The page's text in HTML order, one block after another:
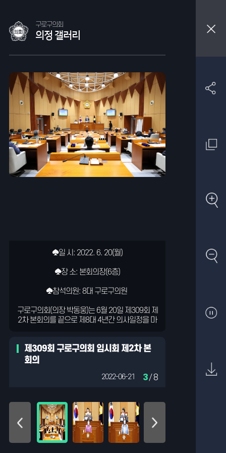
구로구의회
의정 갤러리
♠일 시: 2022. 6. 20(월)
♠장 소: 본회의장(6층)
♠참석의원: 8대 구로구의원
구로구의회(의장 박동웅)는 6월 20일 제309회 제
2차 본회의를 끝으로 제8대 4년간 의사일정을 마
이번 임시회는 6월 16일 제1차 본회의 및 안전관
리특별위원회 활동을 시작으로 17일에는 각 상임
회 마지막 날인 20일 제2차 본회의에서는 자유발
이번 임시회에서는 ▲서울특별시 구로구 지방보
조금 관리 조례 전부개정조례안 ▲서울특별시 구
로구 자치법규의 입법에 관한 조례 일부개정조례
안 ▲서울특별시 구로구 구세 징수 조례 일부개정
♠일 시: 2022. 6. 20(월)
♠장 소: 본회의장(6층)
♠참석의원: 8대 구로구의원
구로구의회(의장 박동웅)는 6월 20일 제309회 제
2차 본회의를 끝으로 제8대 4년간 의사일정을 마
이번 임시회는 6월 16일 제1차 본회의 및 안전관
리특별위원회 활동을 시작으로 17일에는 각 상임
회 마지막 날인 20일 제2차 본회의에서는 자유발
이번 임시회에서는 ▲서울특별시 구로구 지방보
조금 관리 조례 전부개정조례안 ▲서울특별시 구
로구 자치법규의 입법에 관한 조례 일부개정조례
안 ▲서울특별시 구로구 구세 징수 조례 일부개정
♠일 시: 2022. 6. 20(월)
♠장 소: 본회의장(6층)
♠참석의원: 8대 구로구의원
구로구의회(의장 박동웅)는 6월 20일 제309회 제
2차 본회의를 끝으로 제8대 4년간 의사일정을 마
이번 임시회는 6월 16일 제1차 본회의 및 안전관
리특별위원회 활동을 시작으로 17일에는 각 상임
회 마지막 날인 20일 제2차 본회의에서는 자유발
이번 임시회에서는 ▲서울특별시 구로구 지방보
조금 관리 조례 전부개정조례안 ▲서울특별시 구
로구 자치법규의 입법에 관한 조례 일부개정조례
안 ▲서울특별시 구로구 구세 징수 조례 일부개정
♠일 시: 2022. 6. 20(월)
♠장 소: 본회의장(6층)
♠참석의원: 8대 구로구의원
구로구의회(의장 박동웅)는 6월 20일 제309회 제
2차 본회의를 끝으로 제8대 4년간 의사일정을 마
이번 임시회는 6월 16일 제1차 본회의 및 안전관
리특별위원회 활동을 시작으로 17일에는 각 상임
회 마지막 날인 20일 제2차 본회의에서는 자유발
이번 임시회에서는 ▲서울특별시 구로구 지방보
조금 관리 조례 전부개정조례안 ▲서울특별시 구
로구 자치법규의 입법에 관한 조례 일부개정조례
안 ▲서울특별시 구로구 구세 징수 조례 일부개정
♠일 시: 2022. 6. 20(월)
♠장 소: 본회의장(6층)
♠참석의원: 8대 구로구의원
구로구의회(의장 박동웅)는 6월 20일 제309회 제
2차 본회의를 끝으로 제8대 4년간 의사일정을 마
이번 임시회는 6월 16일 제1차 본회의 및 안전관
리특별위원회 활동을 시작으로 17일에는 각 상임
회 마지막 날인 20일 제2차 본회의에서는 자유발
이번 임시회에서는 ▲서울특별시 구로구 지방보
조금 관리 조례 전부개정조례안 ▲서울특별시 구
로구 자치법규의 입법에 관한 조례 일부개정조례
안 ▲서울특별시 구로구 구세 징수 조례 일부개정
♠일 시: 2022. 6. 20(월)
♠장 소: 본회의장(6층)
♠참석의원: 8대 구로구의원
구로구의회(의장 박동웅)는 6월 20일 제309회 제
2차 본회의를 끝으로 제8대 4년간 의사일정을 마
이번 임시회는 6월 16일 제1차 본회의 및 안전관
리특별위원회 활동을 시작으로 17일에는 각 상임
회 마지막 날인 20일 제2차 본회의에서는 자유발
이번 임시회에서는 ▲서울특별시 구로구 지방보
조금 관리 조례 전부개정조례안 ▲서울특별시 구
로구 자치법규의 입법에 관한 조례 일부개정조례
안 ▲서울특별시 구로구 구세 징수 조례 일부개정
♠일 시: 2022. 6. 20(월)
♠장 소: 본회의장(6층)
♠참석의원: 8대 구로구의원
구로구의회(의장 박동웅)는 6월 20일 제309회 제
2차 본회의를 끝으로 제8대 4년간 의사일정을 마
이번 임시회는 6월 16일 제1차 본회의 및 안전관
리특별위원회 활동을 시작으로 17일에는 각 상임
회 마지막 날인 20일 제2차 본회의에서는 자유발
이번 임시회에서는 ▲서울특별시 구로구 지방보
조금 관리 조례 전부개정조례안 ▲서울특별시 구
로구 자치법규의 입법에 관한 조례 일부개정조례
안 ▲서울특별시 구로구 구세 징수 조례 일부개정
♠일 시: 2022. 6. 20(월)
♠장 소: 본회의장(6층)
♠참석의원: 8대 구로구의원
구로구의회(의장 박동웅)는 6월 20일 제309회 제
2차 본회의를 끝으로 제8대 4년간 의사일정을 마
이번 임시회는 6월 16일 제1차 본회의 및 안전관
리특별위원회 활동을 시작으로 17일에는 각 상임
회 마지막 날인 20일 제2차 본회의에서는 자유발
이번 임시회에서는 ▲서울특별시 구로구 지방보
조금 관리 조례 전부개정조례안 ▲서울특별시 구
로구 자치법규의 입법에 관한 조례 일부개정조례
안 ▲서울특별시 구로구 구세 징수 조례 일부개정
제309회 구로구의회 임시회 제2차 본
회의
2022-06-21 3/ 8